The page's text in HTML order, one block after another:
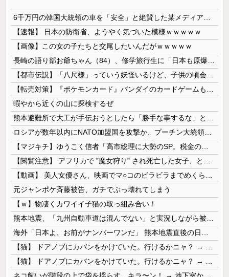
【速報】 日本の防衛省、ようやく気づいた模様ｗｗｗｗｗ
【画像】この女の子たちと交尾したいんだがｗｗｗｗｗ
暇やから近くの山に探検するぜ
元ジャンポケ斉藤被告、ガチでぶっ壊れてしまう
【ｗ】物凄くカワイイ子猫の取っ組み合い！